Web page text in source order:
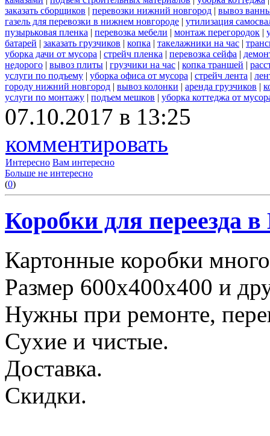
заказать сборщиков | перевозки нижний новгород | вывоз
газель для перевозки в нижнем новгороде | утилизация
пузырьковая пленка | перевозка мебели | монтаж перегородок |
батарей | заказать грузчиков | копка | такелажники на час |
уборка дачи от мусора | стрейч пленка | перевозка сейфа |
недорого | вывоз плиты | грузчики на час | копка траншей |
услуги по подъему | уборка офиса от мусора | стрейч лента |
городу нижний новгород | вывоз колонки | аренда грузчиков |
услуги по монтажу | подъем мешков | уборка коттеджа от
07.10.2017 в 13:25
комментировать
Интересно Вам интересно
Больше не интересно
(0)
Коробки для переезда
Картонные коробки
Размер 600х400х400 и
Нужны при ремонте,
Сухие и чистые.
Доставка.
Скидки.